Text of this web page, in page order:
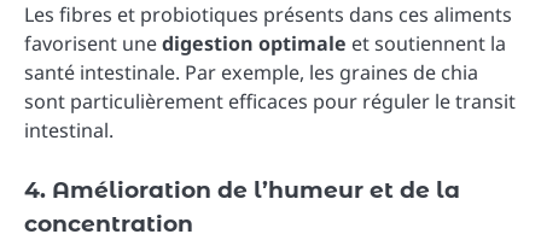
Les fibres et probiotiques présents dans ces aliments
favorisent unedigestion optimale et soutiennent la
santé intestinale. Par exemple, les graines de chia
sont particulièrement efficaces pour réguler le transit
intestinal.
4. Amélioration de l’humeur et de la
concentration